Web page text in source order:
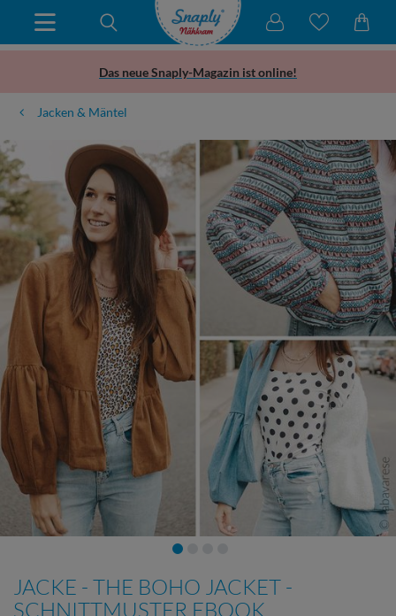
Das neue Snaply-Magazin ist online!
Jacken & Mäntel
JACKE - THE BOHO JACKET -
SCHNITTMUSTER EBOOK